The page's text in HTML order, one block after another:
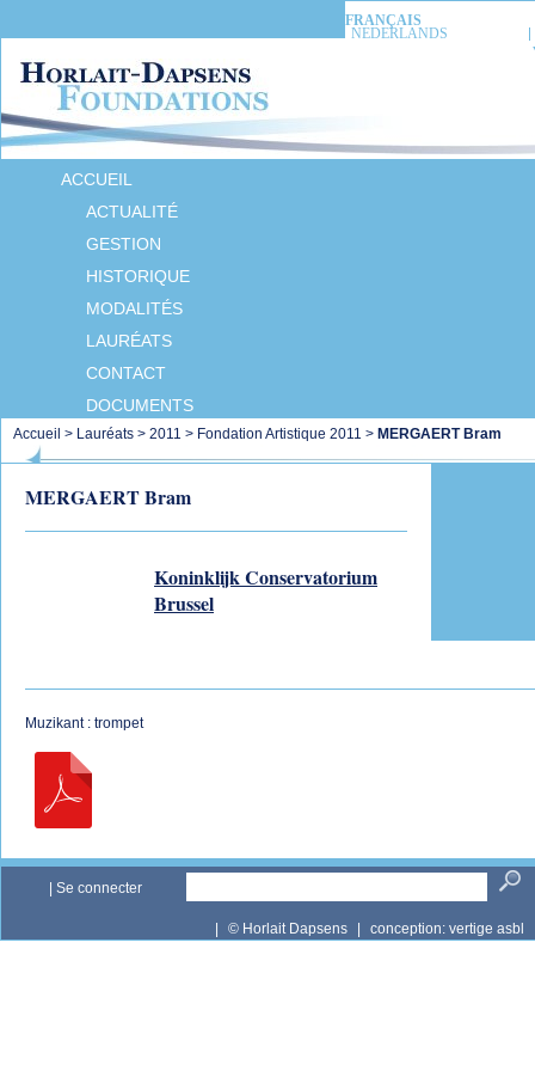
FRANÇAIS
NEDERLANDS
ACCUEIL
ACTUALITÉ
GESTION
HISTORIQUE
MODALITÉS
LAURÉATS
CONTACT
DOCUMENTS
Accueil > Lauréats > 2011 > Fondation Artistique 2011 > MERGAERT Bram
MERGAERT Bram
Koninklijk Conservatorium
Brussel
Muzikant : trompet
Se connecter
© Horlait Dapsens conception: vertige asbl